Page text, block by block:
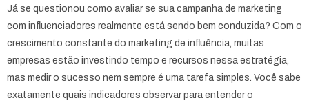
Já se questionou como avaliar se sua campanha de marketing
com influenciadores realmente está sendo bem conduzida? Com o
crescimento constante do marketing de influência, muitas
empresas estão investindo tempo e recursos nessa estratégia,
mas medir o sucesso nem sempre é uma tarefa simples. Você sabe
exatamente quais indicadores observar para entender o